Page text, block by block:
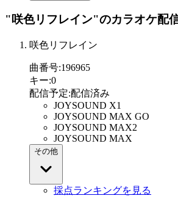
"咲色リフレイン"のカラオケ配
咲色リフレイン
曲番号:196965
キー:0
配信予定:配信済み
JOYSOUND X1
JOYSOUND MAX GO
JOYSOUND MAX2
JOYSOUND MAX
その他
採点ランキングを見る